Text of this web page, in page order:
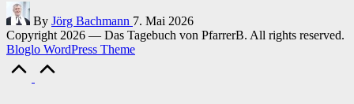
Posted
by
By Jörg Bachmann 7. Mai 2026
Copyright 2026 — Das Tagebuch von PfarrerB. All rights reserved.
Bloglo WordPress Theme